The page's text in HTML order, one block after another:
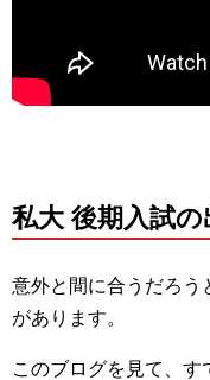
私大 後期入試の
意外と間に合うだろう
があります。
このブログを見て、す